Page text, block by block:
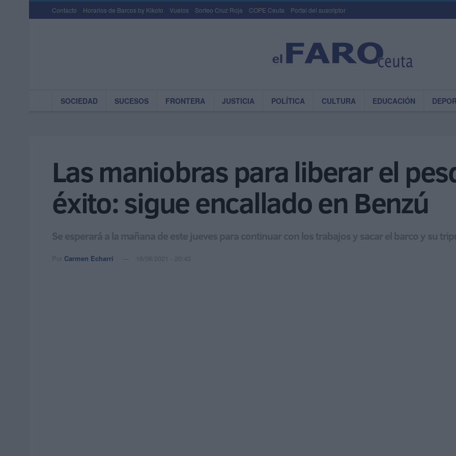
Contacto Horarios de Barcos by Kikoto Vuelos Sorteo Cruz Roja COPE Ceuta Portal del suscriptor
SOCIEDAD SUCESOS FRONTERA JUSTICIA POLÍTICA CULTURA EDUCACIÓN
Las maniobras para liberar el
éxito: sigue encallado en Benzú
Se esperará a la mañana de este jueves para continuar con los trabajos y sacar el barco y su
Por Carmen Echarri 16/06/2021 - 20:43